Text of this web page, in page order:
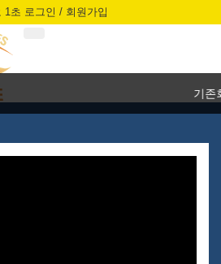
1초 로그인 / 회원가입
기존